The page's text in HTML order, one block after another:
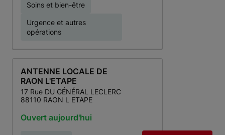
Soins et bien-être
Urgence et autres
opérations
ANTENNE LOCALE DE
RAON L'ETAPE
17 Rue DU GÉNÉRAL LECLERC
88110 RAON L ETAPE
Ouvert aujourd'hui